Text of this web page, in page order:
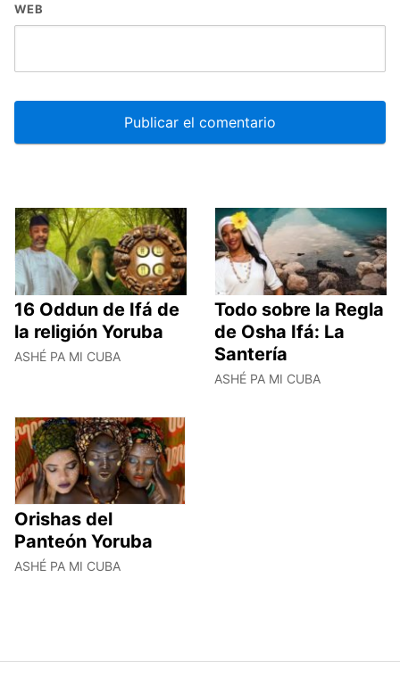
WEB
16 Oddun de Ifá de
la religión Yoruba
ASHÉ PA MI CUBA
Todo sobre la Regla
de Osha Ifá: La
Santería
ASHÉ PA MI CUBA
Orishas del
Panteón Yoruba
ASHÉ PA MI CUBA